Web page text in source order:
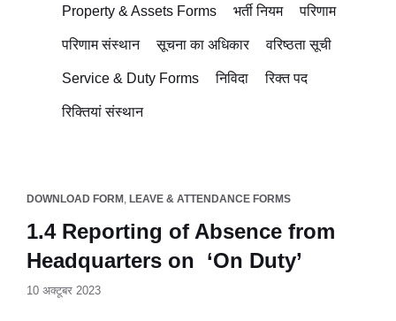
Property & Assets Forms भर्ती नियम परिणाम
परिणाम संस्थान सूचना का अधिकार वरिष्ठता सूची
Service & Duty Forms निविदा रिक्त पद
रिक्तियां संस्थान
DOWNLOAD FORM , LEAVE & ATTENDANCE FORMS
1.4 Reporting of Absence from
Headquarters on ‘On Duty’
10 अक्टूबर 2023